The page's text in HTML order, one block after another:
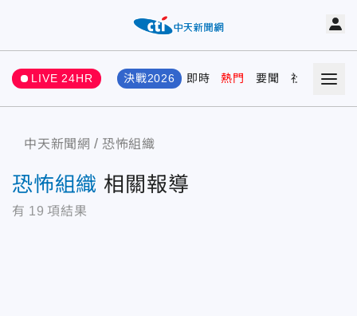
LIVE 24HR 決戰2026 即時 熱門 要聞 社會 娛樂
中天新聞網 恐怖組織
恐怖組織 相關報導
有 19 項結果